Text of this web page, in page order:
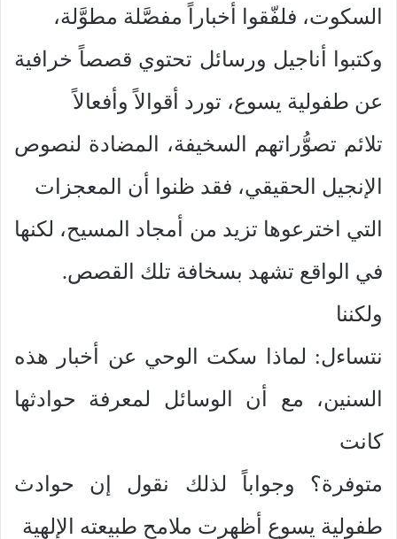
السكوت، فلفّقوا أخباراً مفصَّلة مطوَّلة،
وكتبوا أناجيل ورسائل تحتوي قصصاً خرافية
عن طفولية يسوع، تورد أقوالاً وأفعالاً
تلائم تصوُّراتهم السخيفة، المضادة لنصوص
الإنجيل الحقيقي، فقد ظنوا أن المعجزات
التي اخترعوها تزيد من أمجاد المسيح، لكنها
في الواقع تشهد بسخافة تلك القصص.
ولكننا
نتساءل: لماذا سكت الوحي عن أخبار هذه
السنين، مع أن الوسائل لمعرفة حوادثها
كانت
متوفرة؟ وجواباً لذلك نقول إن حوادث
طفولية يسوع أظهرت ملامح طبيعته الإلهية